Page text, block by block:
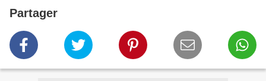
Partager